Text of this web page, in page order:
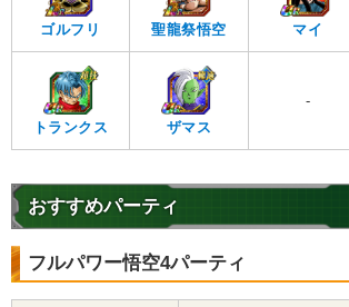
ゴルフリ 聖龍祭悟空 マイ
トランクス ザマス
-
おすすめパーティ
フルパワー悟空4パーティ